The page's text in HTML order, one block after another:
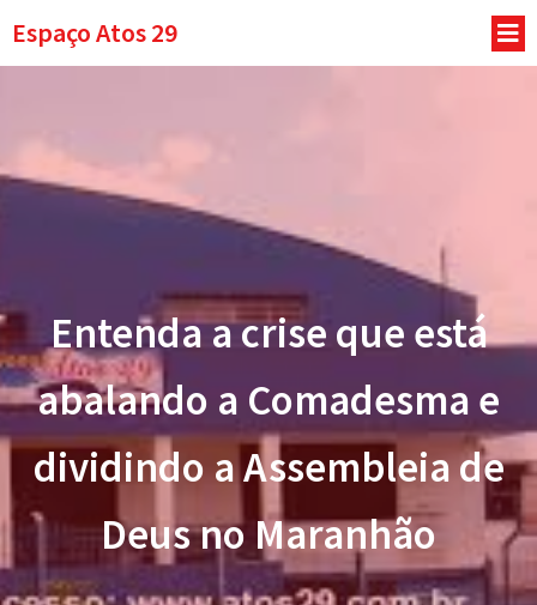
Espaço Atos 29
Entenda a crise que está
abalando a Comadesma e
dividindo a Assembleia de
Deus no Maranhão